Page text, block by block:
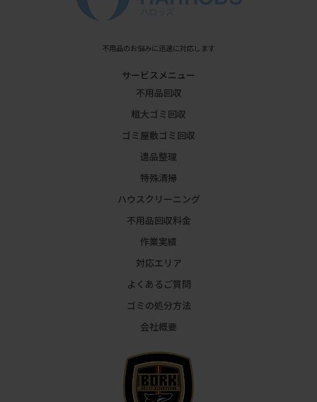
不用品のお悩みに迅速に対応します
サービスメニュー
不用品回収
粗大ゴミ回収
ゴミ屋敷ゴミ回収
遺品整理
特殊清掃
ハウスクリーニング
不用品回収料金
作業実績
対応エリア
よくあるご質問
ゴミの処分方法
会社概要